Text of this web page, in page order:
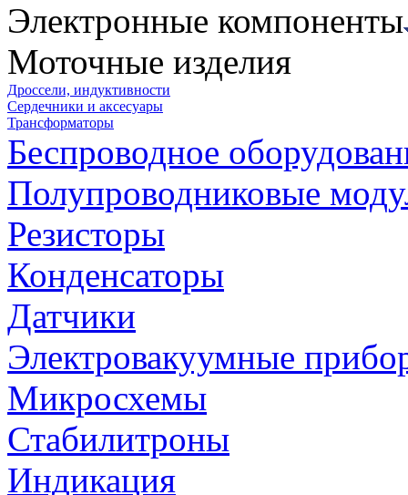
Электронные компоненты
Моточные изделия
Дроссели, индуктивности
Сердечники и аксесуары
Трансформаторы
Беспроводное
Полупроводниковые
Резисторы
Конденсаторы
Датчики
Электровакуумные
Микросхемы
Стабилитроны
Индикация